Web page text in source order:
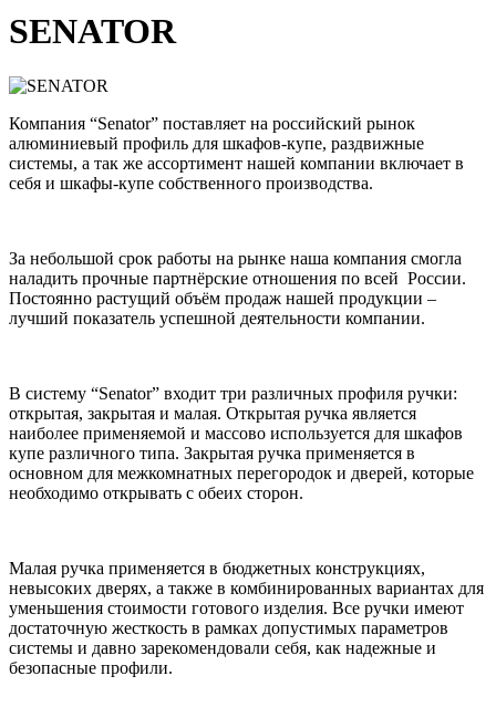
SENATOR
Компания “Senator” поставляет на российский рынок
алюминиевый профиль для шкафов-купе, раздвижные
системы, а так же ассортимент нашей компании включает в
себя и шкафы-купе собственного производства.
За небольшой срок работы на рынке наша компания смогла
наладить прочные партнёрские отношения по всей России.
Постоянно растущий объём продаж нашей продукции –
лучший показатель успешной деятельности компании.
В систему “Senator” входит три различных профиля ручки:
открытая, закрытая и малая. Открытая ручка является
наиболее применяемой и массово используется для шкафов
купе различного типа. Закрытая ручка применяется в
основном для межкомнатных перегородок и дверей, которые
необходимо открывать с обеих сторон.
Малая ручка применяется в бюджетных конструкциях,
невысоких дверях, а также в комбинированных вариантах для
уменьшения стоимости готового изделия. Все ручки имеют
достаточную жесткость в рамках допустимых параметров
системы и давно зарекомендовали себя, как надежные и
безопасные профили.